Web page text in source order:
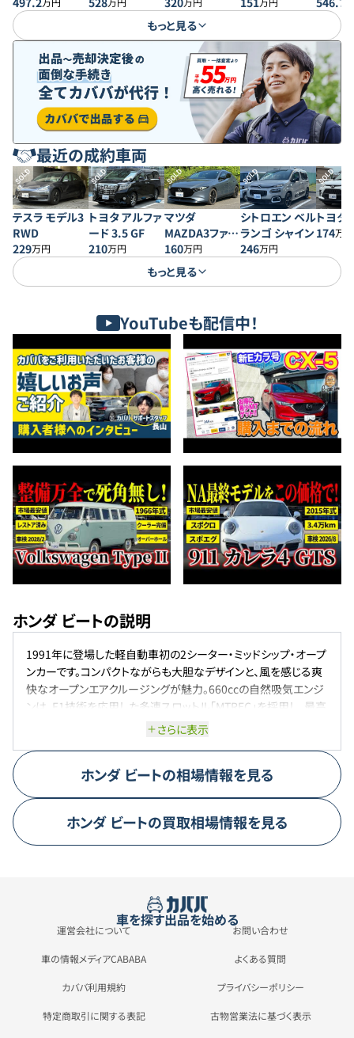
ッケー
もっと見る
最近の成約車両
SOLD
テスラ モデル3
RWD
229万円
SOLD
トヨタ アルファ
ード 3.5 GF
210万円
SOLD
マツダ
MAZDA3ファス
トバック 20S プ
ロアクティブ
160万円
SOLD
シトロエン ベル
ランゴ シャイン
246万円
SOLD
トヨタ
174万円
もっと見る
YouTubeも配信中！
ホンダ ビートの説明
1991年に登場した軽自動車初の2シーター・ミッドシップ・オープ
ンカーです。コンパクトながらも大胆なデザインと、風を感じる爽
快なオープンエアクルージングが魅力。660ccの自然吸気エンジ
ンは、F1技術を応用した多連スロットル「MTREC」を採用し、最高
出力64PSを発揮。5速マニュアルトランスミッションと相まって、軽
さらに表示
ホンダ ビートの相場情報を見る
ホンダ ビートの買取相場情報を見る
車を探す出品を始める
運営会社について お問い合わせ
車の情報メディアCABABA よくある質問
カババ利用規約 プライバシーポリシー
特定商取引に関する表記 古物営業法に基づく表示